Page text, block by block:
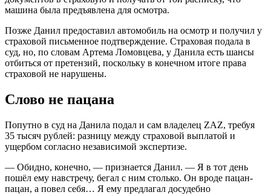
машина была предъявлена для осмотра.
Позже Данил предоставил автомобиль на осмотр и получил у
страховой письменное подтверждение. Страховая подала в
суд, но, по словам Артема Ломовцева, у Данила есть шансы
отбиться от претензий, поскольку в конечном итоге права
страховой не нарушены.
Слово не пацана
Попутно в суд на Данила подал и сам владелец ZAZ, требуя
35 тысяч рублей: разницу между страховой выплатой и
ущербом согласно независимой экспертизе.
— Обидно, конечно, — признается Данил. — Я в тот день
пошёл ему навстречу, бегал с ним столько. Он вроде пацан-
пацан, а повел себя… Я ему предлагал досудебно